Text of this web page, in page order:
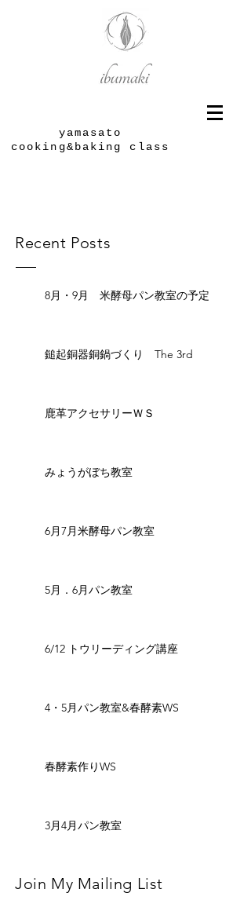
yamasato
cooking&baking class
Recent Posts
8月・9月 米酵母パン教室の予定
鎚起銅器銅鍋づくり The 3rd
鹿革アクセサリーＷＳ
みょうがぼち教室
6月7月米酵母パン教室
5月．6月パン教室
6/12 トウリーディング講座
4・5月パン教室&春酵素WS
春酵素作りWS
3月4月パン教室
Join My Mailing List